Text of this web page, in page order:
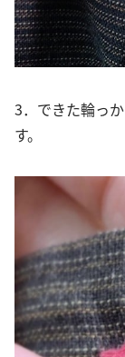
3．できた輪っ
す。